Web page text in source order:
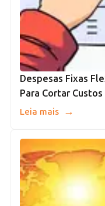
Despesas Fixas
Para Cortar Custos
Leia mais →